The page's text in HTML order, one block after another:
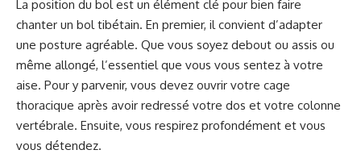
La position du bol est un élément clé pour bien faire
chanter un bol tibétain. En premier, il convient d’adapter
une posture agréable. Que vous soyez debout ou assis ou
même allongé, l’essentiel que vous vous sentez à votre
aise. Pour y parvenir, vous devez ouvrir votre cage
thoracique après avoir redressé votre dos et votre colonne
vertébrale. Ensuite, vous respirez profondément et vous
vous détendez.